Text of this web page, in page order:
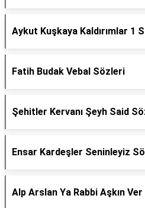
Aykut Kuşkaya Kaldırımlar 1
Fatih Budak Vebal Sözleri
Şehitler Kervanı Şeyh Said
Ensar Kardeşler Seninleyiz
Alp Arslan Ya Rabbi Aşkın